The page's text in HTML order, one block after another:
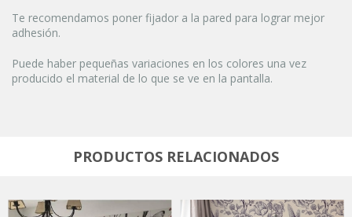
Te recomendamos poner fijador a la pared para lograr mejor
adhesión.
Puede haber pequeñas variaciones en los colores una vez
producido el material de lo que se ve en la pantalla.
PRODUCTOS RELACIONADOS